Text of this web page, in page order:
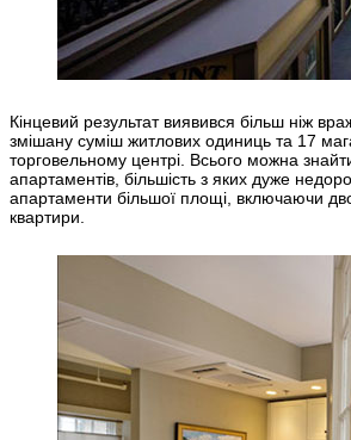
Кінцевий результат виявився більш ніж
змішану суміш житлових одиниць та 17
торговельному центрі. Всього можна
апартаментів, більшість з яких дуже
апартаменти більшої площі, включаючи
квартири.